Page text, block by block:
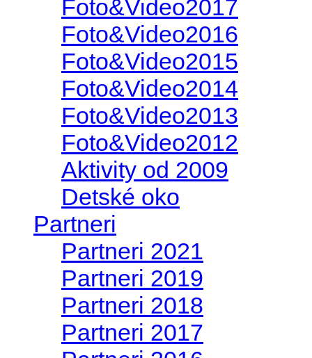
Foto&Video2017
Foto&Video2016
Foto&Video2015
Foto&Video2014
Foto&Video2013
Foto&Video2012
Aktivity od 2009
Detské oko
Partneri
Partneri 2021
Partneri 2019
Partneri 2018
Partneri 2017